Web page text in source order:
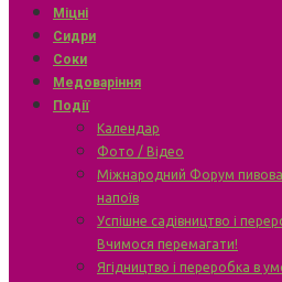
Міцні
Сидри
Соки
Медоваріння
Події
Календар
Фото / Відео
Міжнародний Форум
напоїв
Успішне садівництво і
Вчимося перемагати!
Ягідництво і переробка в